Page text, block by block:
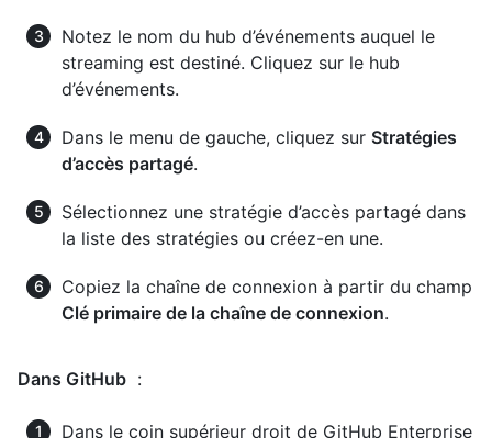
Notez le nom du hub d’événements auquel le
streaming est destiné. Cliquez sur le hub
d’événements.
Dans le menu de gauche, cliquez sur Stratégies
d’accès partagé.
Sélectionnez une stratégie d’accès partagé dans
la liste des stratégies ou créez-en une.
Copiez la chaîne de connexion à partir du champ
Clé primaire de la chaîne de connexion.
Dans GitHub :
Dans le coin supérieur droit de GitHub Enterprise